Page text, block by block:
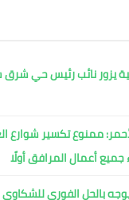
يزور نائب رئيس حي شرق
ممنوع تكسير شوارع
أعمال المرافق أولًا
بالحل الفوري